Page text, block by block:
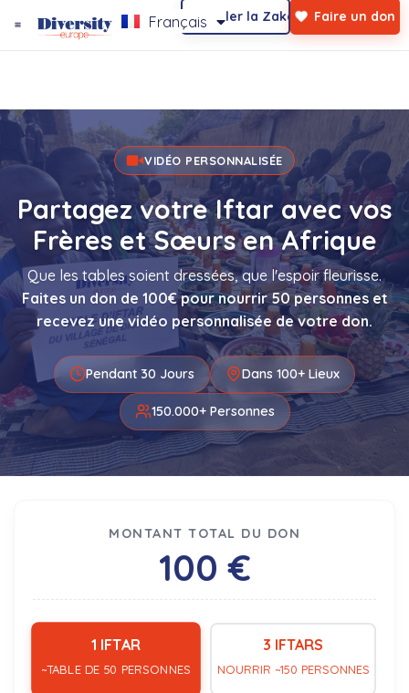
FrançaisCalculer la Zakat Faire un don
VIDÉO PERSONNALISÉE
Partagez votre Iftar avec vos
Frères et Sœurs en Afrique
Que les tables soient dressées, que l'espoir fleurisse.
Faites un don de 100€ pour nourrir 50 personnes et
recevez une vidéo personnalisée de votre don.
Pendant 30 Jours Dans 100+ Lieux
150.000+ Personnes
MONTANT TOTAL DU DON
100 €
1 IFTAR
~TABLE DE 50 PERSONNES
3 IFTARS
NOURRIR ~150 PERSONNES